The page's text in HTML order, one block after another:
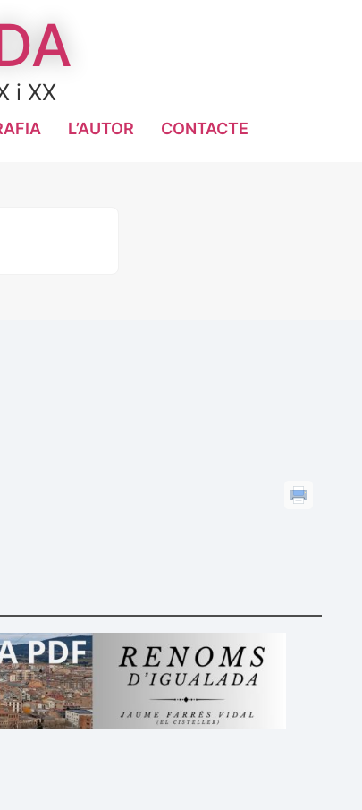
i XX
L’AUTOR CONTACTE